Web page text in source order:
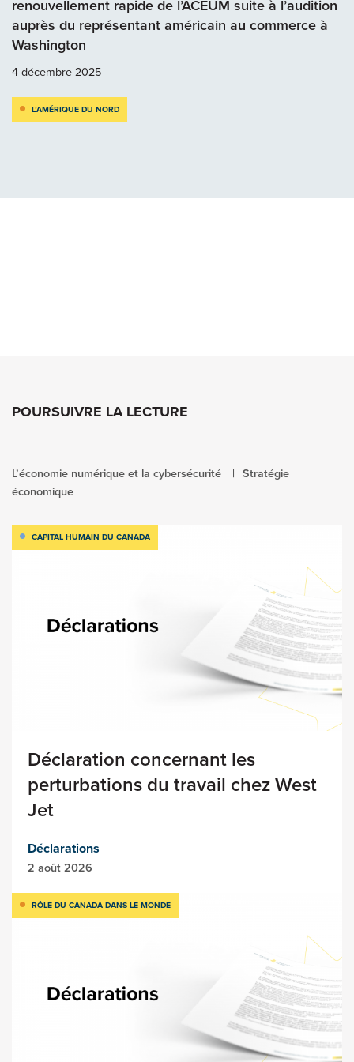
renouvellement rapide de l’ACEUM suite à l’audition
auprès du représentant américain au commerce à
Washington
4 décembre 2025
L’AMÉRIQUE DU NORD
POURSUIVRE LA LECTURE
L’économie numérique et la cybersécurité
Stratégie
économique
CAPITAL HUMAIN DU CANADA
Déclaration concernant les
perturbations du travail chez West
Jet
Déclarations
2 août 2026
RÔLE DU CANADA DANS LE MONDE